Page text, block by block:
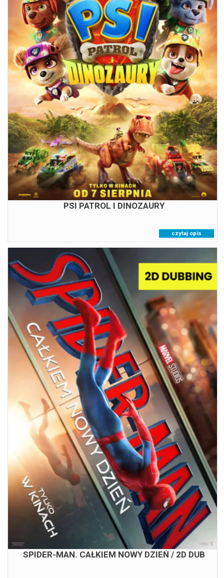
PSI PATROL I DINOZAURY
PSI PATROL I DINOZAURY
11.08.2026
11:00
15:00
16:00
czytaj opis
SPIDER-MAN. CAŁKIEM NOWY DZIEŃ / 2D DUB
SPIDER-MAN. CAŁKIEM NOWY DZIEŃ / 2D DUB
11.08.2026
17:00